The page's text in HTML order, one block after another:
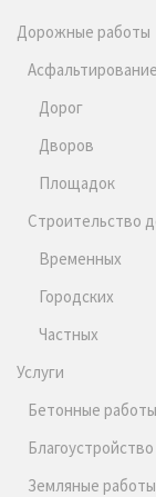
Дорожные работы
Асфальтирование
Дорог
Дворов
Площадок
Строительство
Временных
Городских
Частных
Услуги
Бетонные работы
Земляные работы